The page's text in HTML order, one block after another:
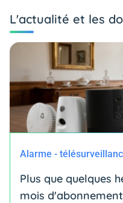
L'actualité et les
Alarme -
Plus que quelques
mois